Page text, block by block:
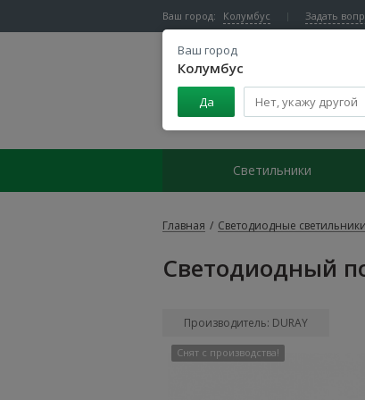
Ваш город: Колумбус
Ваш город
Колумбус
Да
Задать
Центр светодиодного освещения
Светильники
Главная / Светодиодные светильники
Светодиодный
Производитель: DURAY
Снят с производства!